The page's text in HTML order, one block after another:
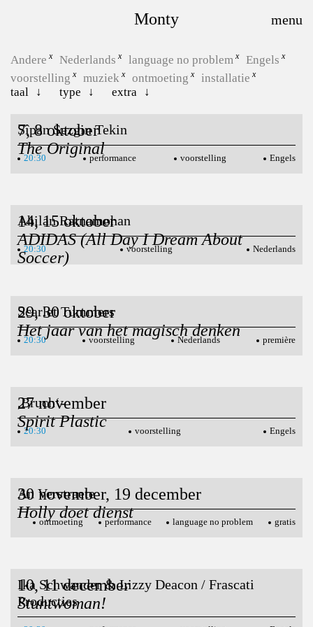
Monty
Andere Nederlands language no problem
Engels
voorstelling
muziek ontmoeting
installatie
taal
type extra
7, 8 oktober
The Original
Sîpan Sezgin Tekin
20:30 performance voorstelling Engels
14, 15 oktober
ADIDAS (All Day I Dream About
Soccer)
Ahilan Ratnamohan
20:30 voorstelling Nederlands
29, 30 oktober
Het jaar van het magisch denken
Scarlet Tummers
20:30 voorstelling Nederlands première
27 november
Spirit Plastic
,Bruch‘-
20:30 voorstelling Engels
30 november, 19 december
Holly doet dienst
An Verstraete
ontmoeting performance language no problem gratis
10, 11 december
Stuntwoman!
Ika Schwander & Lizzy Deacon / Frascati
Producties